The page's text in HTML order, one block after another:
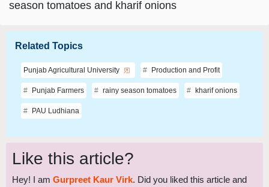
season tomatoes and kharif onions
Related Topics
Punjab Agricultural University Production and Profit
Punjab Farmers rainy season tomatoes kharif onions
PAU Ludhiana
Like this article?
Hey! I am Gurpreet Kaur Virk. Did you liked this article and